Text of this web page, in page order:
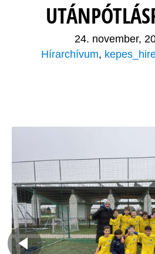
24. november,
Hírarchívum,